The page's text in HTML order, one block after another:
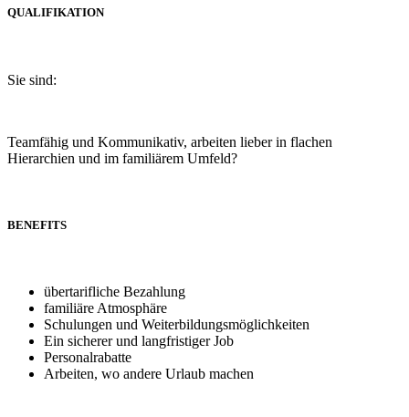
QUALIFIKATION
Sie sind:
Teamfähig und Kommunikativ, arbeiten lieber in flachen
Hierarchien und im familiärem Umfeld?
BENEFITS
übertarifliche Bezahlung
familiäre Atmosphäre
Schulungen und Weiterbildungsmöglichkeiten
Ein sicherer und langfristiger Job
Personalrabatte
Arbeiten, wo andere Urlaub machen